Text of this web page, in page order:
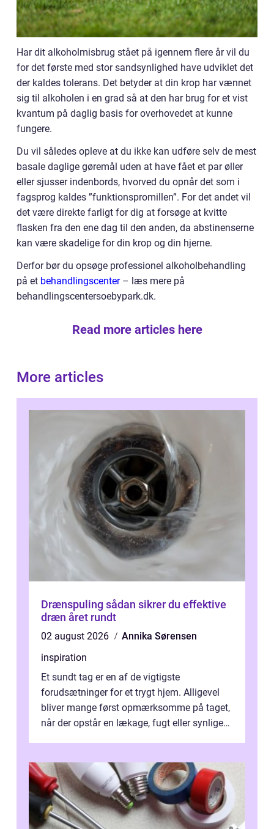
Har dit alkoholmisbrug stået på igennem flere år vil du
for det første med stor sandsynlighed have udviklet det
der kaldes tolerans. Det betyder at din krop har vænnet
sig til alkoholen i en grad så at den har brug for et vist
kvantum på daglig basis for overhovedet at kunne
fungere.
Du vil således opleve at du ikke kan udføre selv de mest
basale daglige gøremål uden at have fået et par øller
eller sjusser indenbords, hvorved du opnår det som i
fagsprog kaldes ”funktionspromillen”. For det andet vil
det være direkte farligt for dig at forsøge at kvitte
flasken fra den ene dag til den anden, da abstinenserne
kan være skadelige for din krop og din hjerne.
Derfor bør du opsøge professionel alkoholbehandling
på et behandlingscenter– læs mere på
behandlingscentersoebypark.dk.
Read more articles here
More articles
Drænspuling sådan sikrer du effektive
dræn året rundt
02 august 2026
Annika Sørensen
inspiration
Et sundt tag er en af de vigtigste
forudsætninger for et trygt hjem. Alligevel
bliver mange først opmærksomme på taget,
når der opstår en lækage, fugt eller synlige